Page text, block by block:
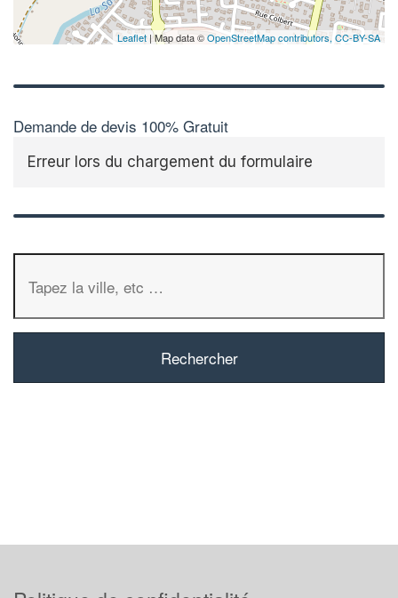
Leaflet | Map data ©OpenStreetMap contributors, CC-BY-SA
Demande de devis 100% Gratuit
Erreur lors du chargement du formulaire